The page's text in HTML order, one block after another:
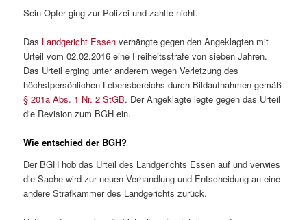
Sein Opfer ging zur Polizei und zahlte nicht.
Das Landgericht Essen verhängte gegen den Angeklagten mit
Urteil vom 02.02.2016 eine Freiheitsstrafe von sieben Jahren.
Das Urteil erging unter anderem wegen Verletzung des
höchstpersönlichen Lebensbereichs durch Bildaufnahmen gemäß
§ 201a Abs. 1 Nr. 2 StGB. Der Angeklagte legte gegen das Urteil
die Revision zum BGH ein.
Wie entschied der BGH?
Der BGH hob das Urteil des Landgerichts Essen auf und verwies
die Sache wird zur neuen Verhandlung und Entscheidung an eine
andere Strafkammer des Landgerichts zurück.